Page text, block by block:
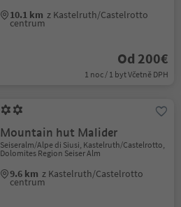
10.1 km z Kastelruth/Castelrotto
centrum
Od 200€
1 noc / 1 byt Včetně DPH
Mountain hut Malider
Seiseralm/Alpe di Siusi, Kastelruth/Castelrotto,
Dolomites Region Seiser Alm
9.6 km z Kastelruth/Castelrotto
centrum